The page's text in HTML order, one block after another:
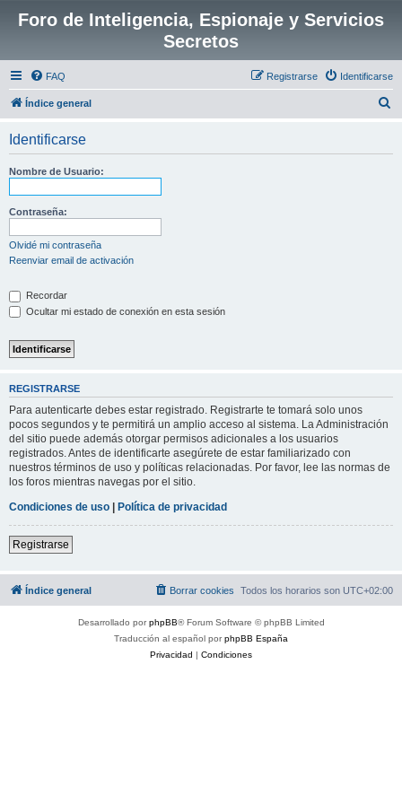
Foro de Inteligencia, Espionaje y Servicios
Secretos
FAQ Identificarse
Registrarse
Índice general
Identificarse
Nombre de Usuario:
Contraseña:
Olvidé mi contraseña
Reenviar email de activación
Recordar
Ocultar mi estado de conexión en esta sesión
REGISTRARSE
Para autenticarte debes estar registrado. Registrarte te tomará solo unos
pocos segundos y te permitirá un amplio acceso al sistema. La Administración
del sitio puede además otorgar permisos adicionales a los usuarios
registrados. Antes de identificarte asegúrete de estar familiarizado con
nuestros términos de uso y políticas relacionadas. Por favor, lee las normas de
los foros mientras navegas por el sitio.
Condiciones de uso | Política de privacidad
Registrarse
Índice general Todos los horarios son UTC+02:00
Borrar cookies
Desarrollado porphpBB® Forum Software © phpBB Limited
Traducción al español porphpBB España
Privacidad | Condiciones